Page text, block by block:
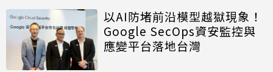
以AI防堵前沿模型越獄現象！
Google SecOps資安監控與
應變平台落地台灣